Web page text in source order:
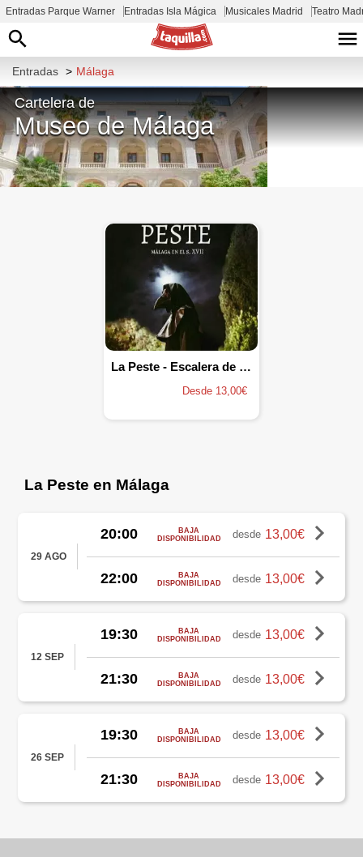
Entradas Parque Warner Entradas Isla Mágica Musicales Madrid Teatro
Entradas > Málaga
Cartelera de
Museo de Málaga
29015 Málaga, España
La Peste - Escalera de Entrada al Museo de Málaga
Desde 13,00€
La Peste en Málaga
29 AGO
20:00
BAJA
DISPONIBILIDAD
desde 13,00€
22:00
BAJA
DISPONIBILIDAD
desde 13,00€
12 SEP
19:30
BAJA
DISPONIBILIDAD
desde 13,00€
21:30
BAJA
DISPONIBILIDAD
desde 13,00€
26 SEP
19:30
BAJA
DISPONIBILIDAD
desde 13,00€
21:30
BAJA
DISPONIBILIDAD
desde 13,00€